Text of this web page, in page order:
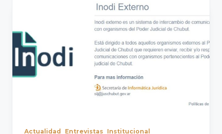
Actualidad Entrevistas Institucional